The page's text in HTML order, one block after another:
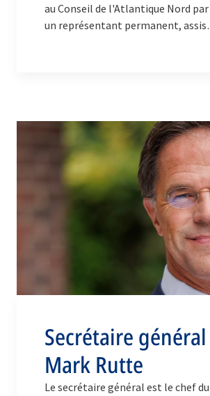
au Conseil de l'Atlantique Nord par
un représentant permanent,
Secrétaire général
Mark Rutte
Le secrétaire général est le chef du